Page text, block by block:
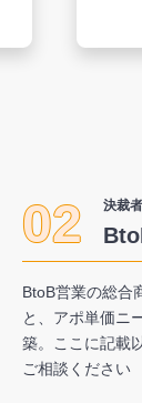
02 決裁
BtoB営業の総合
と、アポ単価ニ
築。ここに記載
ご相談ください